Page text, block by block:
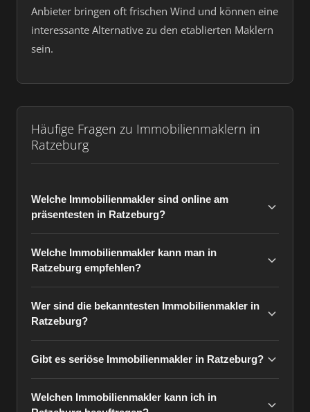
Anbieter bringen oft frischen Wind und können eine
interessante Alternative zu den etablierten Maklern
sein.
Häufige Fragen zu Immobilienmaklern in
Ratzeburg
Welche Immobilienmakler sind online am
präsentesten in Ratzeburg?
Welche Immobilienmakler kann man in
Ratzeburg empfehlen?
Wer sind die bekanntesten Immobilienmakler in
Ratzeburg?
Gibt es seriöse Immobilienmakler in Ratzeburg?
Welchen Immobilienmakler kann ich in